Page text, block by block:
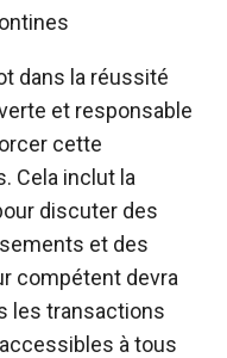
dans la réussité
et responsable
cette
Cela inclut la
discuter des
et des
compétent devra
les transactions
à tous